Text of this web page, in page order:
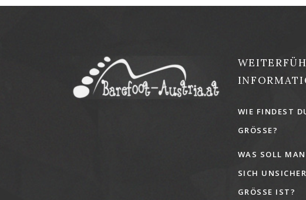
WIE FINDEST
GRÖSSE?
WAS SOLL
SICH
GRÖSSE IST?